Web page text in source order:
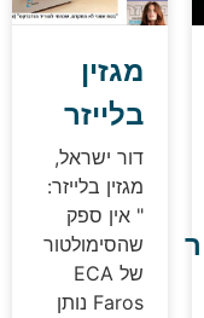
מגזין
בלייזר
דור ישראל,
מגזין בלייזר:
" אין ספק
שהסימולטור
של ECA
Faros נותן